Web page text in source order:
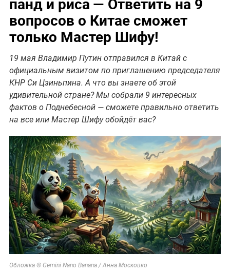
вопросов о Китае сможет
только Мастер Шифу!
19 мая Владимир Путин отправился в Китай с
официальным визитом по приглашению председателя
КНР Си Цзиньпина. А что вы знаете об этой
удивительной стране? Мы собрали 9 интересных
фактов о Поднебесной — сможете правильно ответить
на все или Мастер Шифу обойдёт вас?
Обложка © Gemini Nano Banana / Анна Московко